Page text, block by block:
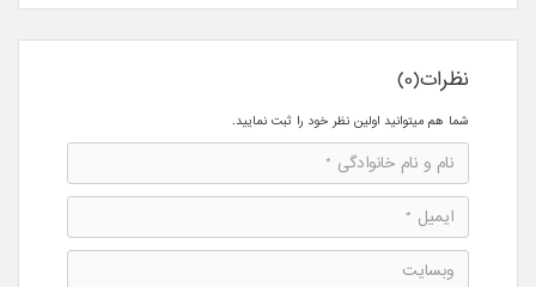
نظرات(0)
شما هم میتوانید اولین نظر خود را ثبت نمایید.